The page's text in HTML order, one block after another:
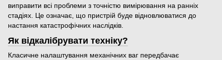
виправити всі проблеми з точністю вимірювання на ранніх
стадіях. Це означає, що пристрій буде відновлюватися до
настання катастрофічних наслідків.
Як відкалібрувати техніку?
Класичне налаштування механічних ваг передбачає